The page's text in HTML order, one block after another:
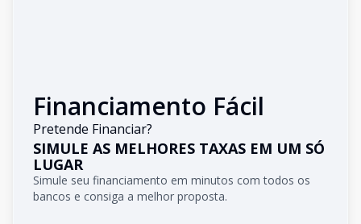
Financiamento Fácil
Pretende Financiar?
SIMULE AS MELHORES TAXAS EM UM SÓ
LUGAR
Simule seu financiamento em minutos com todos os
bancos e consiga a melhor proposta.